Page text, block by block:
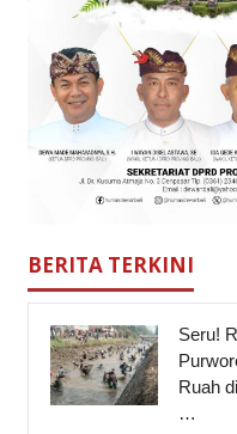
BERITA TERKINI
Seru!
Ruah
…